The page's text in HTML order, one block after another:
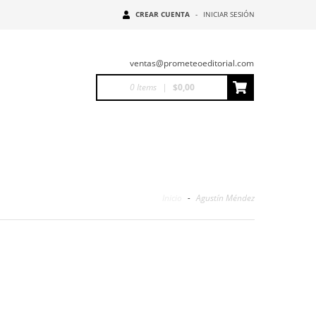
CREAR CUENTA - INICIAR SESIÓN
ventas@prometeoeditorial.com
0 Items | $0,00
- Agustín Méndez